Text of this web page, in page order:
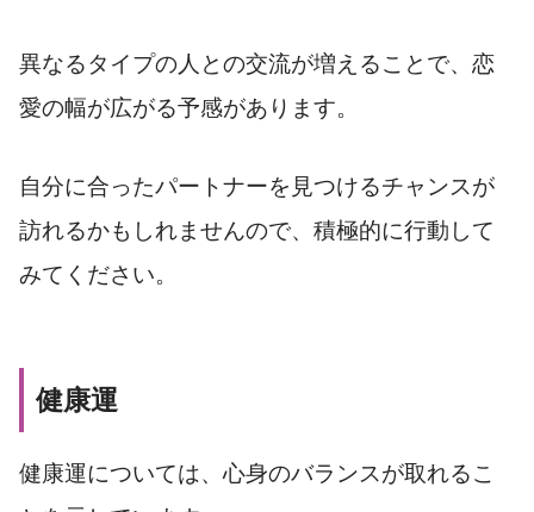
異なるタイプの人との交流が増えることで、恋
愛の幅が広がる予感があります。
自分に合ったパートナーを見つけるチャンスが
訪れるかもしれませんので、積極的に行動して
みてください。
健康運
健康運については、心身のバランスが取れるこ